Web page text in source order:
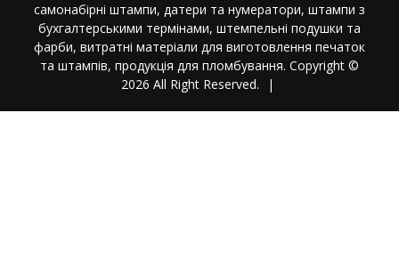
самонабірні штампи, датери та нумератори, штампи з
бухгалтерськими термінами, штемпельні подушки та
фарби, витратні матеріали для виготовлення печаток
та штампів, продукція для пломбування. Copyright ©
2026 All Right Reserved.
|